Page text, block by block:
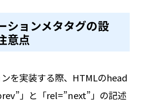
ションメタタグの設
意点
を実装する際、HTMLのhead
」と「rel=”next”」の記述